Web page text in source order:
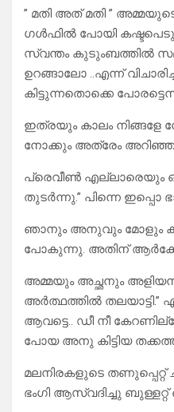
” മതി അത് മതി ”
ഗൾഫിൽ പോയി
സ്വന്തം കുടുംബത്തിൽ
ഉറങ്ങാലോ ..എന്ന്
കിട്ടുന്നതൊക്കെ
ഇത്രയും കാലം നിങ്ങളേ
നോക്കും അത്രേം
പ്രെവീൺ എല്ലാരെയും
തുടർന്നു.” പിന്നെ ഇപ്പൊ
ഞാനും അനുവും മോളും
പോകുന്നു. അതിന്
അമ്മയും അച്ഛനും
അർത്ഥത്തിൽ തലയാട്ടി.”
ആവട്ടെ.. ഡീ നീ
പോയ അനു കിട്ടിയ
മലനിരകളുടെ തണുപ്പെറ്റ്
ഭംഗി ആസ്വദിച്ചു